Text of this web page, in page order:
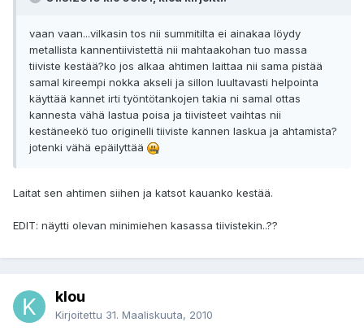
vaan vaan...vilkasin tos nii summitilta ei ainakaa löydy
metallista kannentiivistettä nii mahtaakohan tuo massa
tiiviste kestää?ko jos alkaa ahtimen laittaa nii sama pistää
samal kireempi nokka akseli ja sillon luultavasti helpointa
käyttää kannet irti työntötankojen takia ni samal ottas
kannesta vähä lastua poisa ja tiivisteet vaihtas nii
kestäneekö tuo originelli tiiviste kannen laskua ja ahtamista?
jotenki vähä epäilyttää
Laitat sen ahtimen siihen ja katsot kauanko kestää.
EDIT: näytti olevan minimiehen kasassa tiivistekin..??
klou
Kirjoitettu 31. Maaliskuuta, 2010